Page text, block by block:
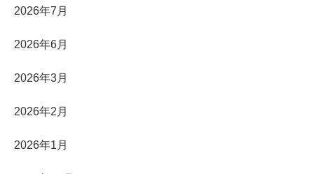
2026年7月
2026年6月
2026年3月
2026年2月
2026年1月